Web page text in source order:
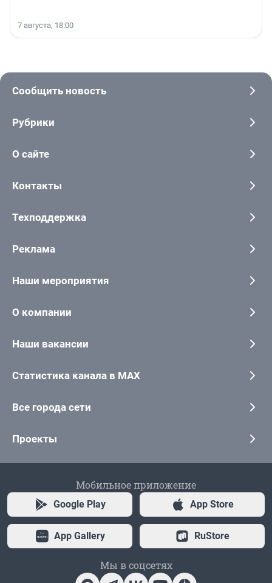
7 августа, 18:00
Сообщить новость
Рубрики
О сайте
Контакты
Техподдержка
Реклама
Наши мероприятия
О компании
Наши вакансии
Статистика канала в MAX
Все города сети
Проекты
Мобильное приложение
Google Play App Store
App Gallery RuStore
Мы в соцсетях